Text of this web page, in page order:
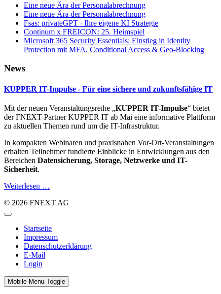
Eine neue Ära der Personalabrechnung
Eine neue Ära der Personalabrechnung
Fsas: privateGPT - Ihre eigene KI Strategie
Continum x FREICON: 25. Heimspiel
Microsoft 365 Security Essentials: Einstieg in Identity
Protection mit MFA, Conditional Access & Geo‑Blocking
News
KUPPER IT-Impulse - Für eine sichere und zukunftsfähige IT
Mit der neuen Veranstaltungsreihe „KUPPER IT-Impulse“ bietet
der FNEXT-Partner KUPPER IT ab Mai eine informative Plattform
zu aktuellen Themen rund um die IT-Infrastruktur.
In kompakten Webinaren und praxisnahen Vor-Ort-Veranstaltungen
erhalten Teilnehmer fundierte Einblicke in Entwicklungen aus den
Bereichen Datensicherung, Storage, Netzwerke und IT-
Sicherheit.
Weiterlesen …
© 2026 FNEXT AG
Startseite
Impressum
Datenschutzerklärung
E-Mail
Login
Mobile Menu Toggle